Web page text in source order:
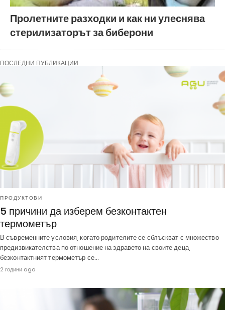
Пролетните разходки и как ни улеснява
стерилизаторът за биберони
ПОСЛЕДНИ ПУБЛИКАЦИИ
ПРОДУКТОВИ
5 причини да изберем безконтактен
термометър
В съвременните условия, когато родителите се сблъскват с множество
предизвикателства по отношение на здравето на своите деца,
безконтактният термометър се…
2 години ago